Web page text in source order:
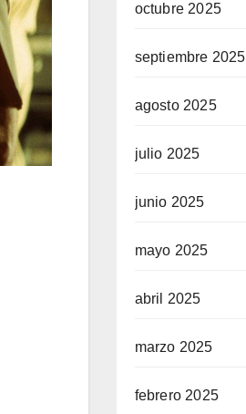
octubre 2025
septiembre 2025
agosto 2025
julio 2025
junio 2025
mayo 2025
abril 2025
marzo 2025
febrero 2025